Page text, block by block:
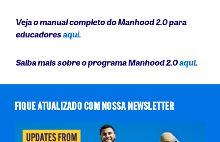
Veja o manual completo do Manhood 2.0 para
educadoresaqui.
Saiba mais sobre o programa Manhood 2.0aqui.
FIQUE ATUALIZADO COM NOSSA NEWSLETTER